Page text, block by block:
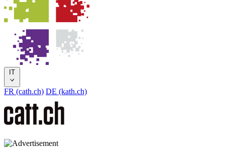
IT
FR (cath.ch) DE (kath.ch)